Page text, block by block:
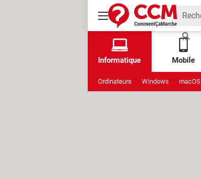
Informatique Mobile
Ordinateurs Windows macOS